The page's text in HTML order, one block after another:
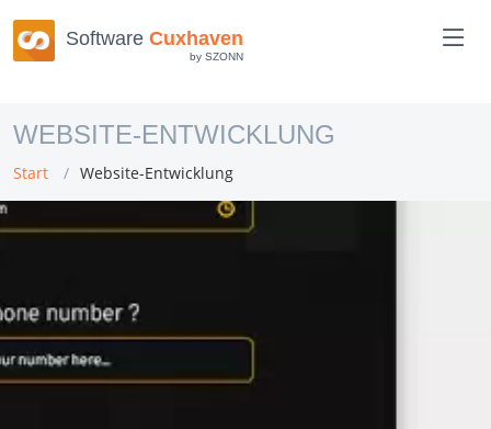
Software Cuxhaven
by SZONN
WEBSITE-ENTWICKLUNG
Start Website-Entwicklung